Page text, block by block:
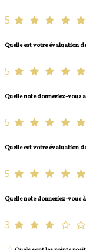
5
Quelle est votre évaluation
5
Quelle note donneriez-vous
5
Quelle est votre évaluation
5
Quelle note donneriez-vous
3